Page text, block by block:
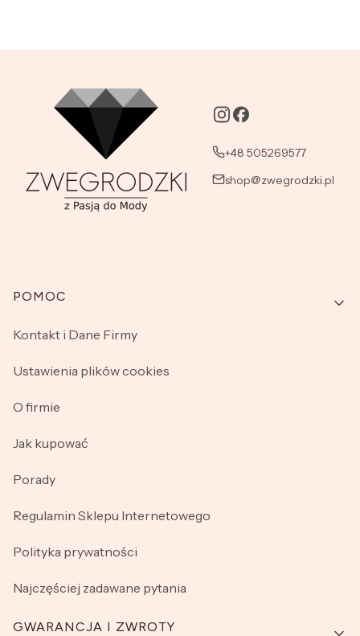
+48 505269577
shop@zwegrodzki.pl
Linki w stopce
POMOC
Kontakt i Dane Firmy
Ustawienia plików cookies
O firmie
Jak kupować
Porady
Regulamin Sklepu Internetowego
Polityka prywatności
Najczęściej zadawane pytania
GWARANCJA I ZWROTY